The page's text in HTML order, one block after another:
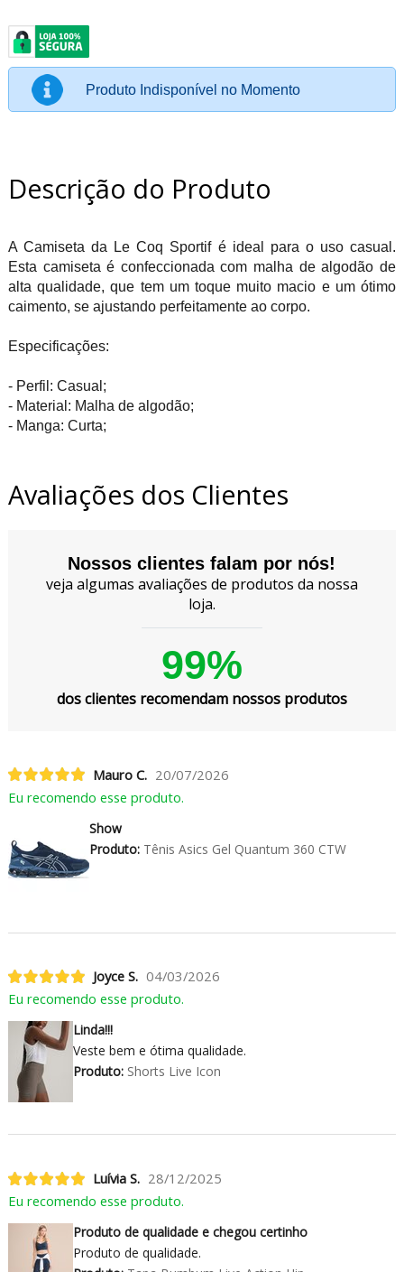
Produto Indisponível no Momento
Descrição do Produto
A Camiseta da Le Coq Sportif é ideal para o uso casual.
Esta camiseta é confeccionada com malha de algodão de
alta qualidade, que tem um toque muito macio e um ótimo
caimento, se ajustando perfeitamente ao corpo.
Especificações:
- Perfil: Casual;
- Material: Malha de algodão;
- Manga: Curta;
Avaliações dos Clientes
Nossos clientes falam por nós!
veja algumas avaliações de produtos da nossa
loja.
99%
dos clientes recomendam nossos produtos
Mauro C. 20/07/2026
Eu recomendo esse produto.
Show
Produto:Tênis Asics Gel Quantum 360 CTW
Joyce S. 04/03/2026
Eu recomendo esse produto.
Linda!!!
Veste bem e ótima qualidade.
Produto:Shorts Live Icon
Luívia S. 28/12/2025
Eu recomendo esse produto.
Produto de qualidade e chegou certinho
Produto de qualidade.